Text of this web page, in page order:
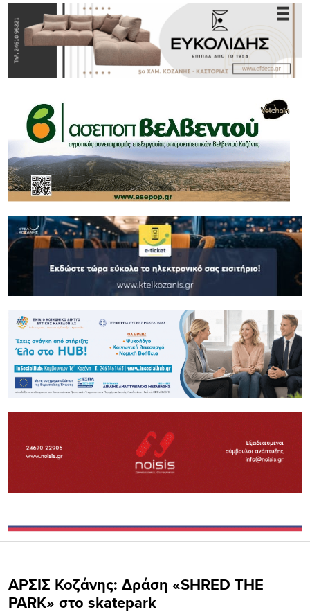
ΑΡΣΙΣ Κοζάνης: Δράση «SHRED THE
PARK» στο skatepark